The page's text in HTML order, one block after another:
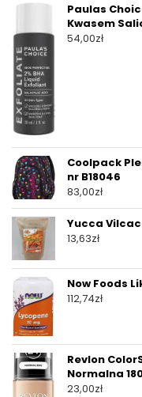
Paulas
Kwasem
54,00zł
Coolpack
nr B18046
83,00zł
Yucca
13,63zł
Now Foods
112,74zł
Revlon
Normalna
23,00zł